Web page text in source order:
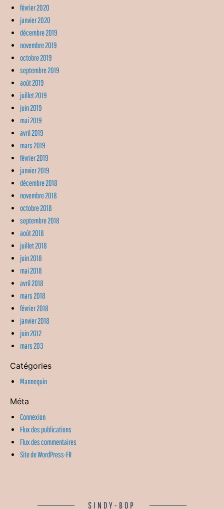
février 2020
janvier 2020
décembre 2019
novembre 2019
octobre 2019
septembre 2019
août 2019
juillet 2019
juin 2019
mai 2019
avril 2019
mars 2019
février 2019
janvier 2019
décembre 2018
novembre 2018
octobre 2018
septembre 2018
août 2018
juillet 2018
juin 2018
mai 2018
avril 2018
mars 2018
février 2018
janvier 2018
juin 2012
mars 203
Catégories
Mannequin
Méta
Connexion
Flux des publications
Flux des commentaires
Site de WordPress-FR
SINDY-BOP